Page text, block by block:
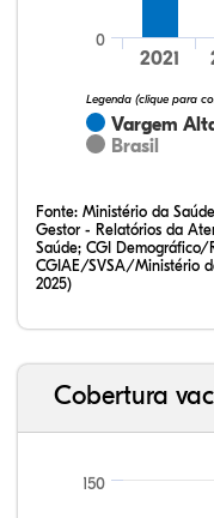
Vargem
Brasil
Legenda (clique para
2021
0
Fonte: Ministério da
Gestor - Relatórios da
Saúde; CGI Demográfico/
CGIAE/SVSA/Ministério
2025)
Cobertura
150